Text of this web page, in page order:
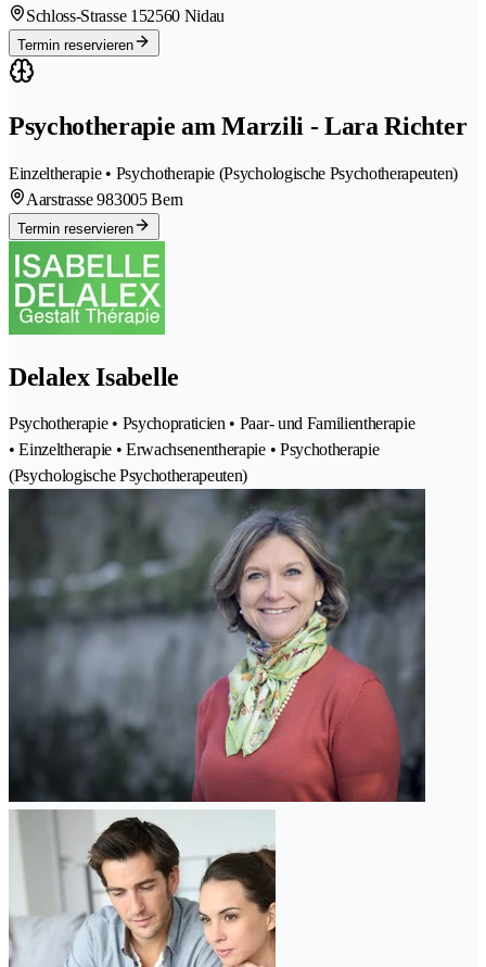
Schloss-Strasse 152560 Nidau
Termin reservieren
Psychotherapie am Marzili - Lara Richter
Einzeltherapie • Psychotherapie (Psychologische Psychotherapeuten)
Aarstrasse 983005 Bern
Termin reservieren
Delalex Isabelle
Psychotherapie • Psychopraticien • Paar- und Familientherapie
• Einzeltherapie • Erwachsenentherapie • Psychotherapie
(Psychologische Psychotherapeuten)